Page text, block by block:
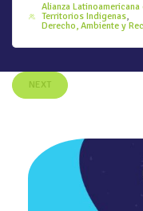
Alianza
Territorios Indigenas
Derecho, Ambiente y
NEXT